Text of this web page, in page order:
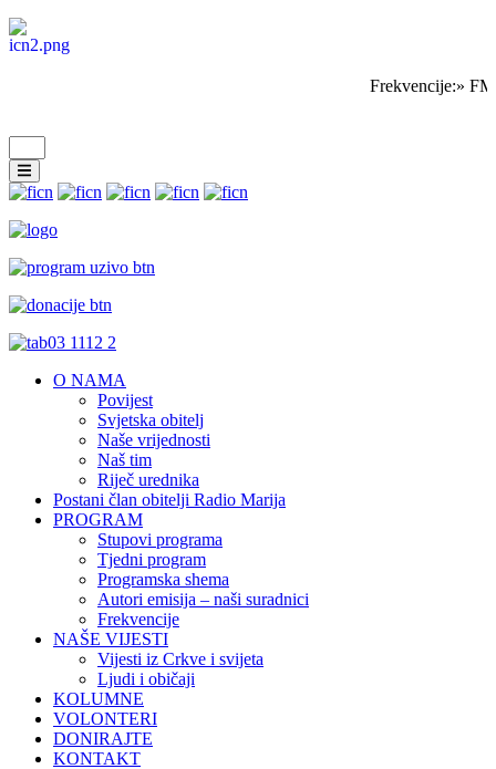
Frekvencije:»
O NAMA
Povijest
Svjetska obitelj
Naše vrijednosti
Naš tim
Riječ urednika
Postani član obitelji Radio Marija
PROGRAM
Stupovi programa
Tjedni program
Programska shema
Autori emisija – naši suradnici
Frekvencije
NAŠE VIJESTI
Vijesti iz Crkve i svijeta
Ljudi i običaji
KOLUMNE
VOLONTERI
DONIRAJTE
KONTAKT